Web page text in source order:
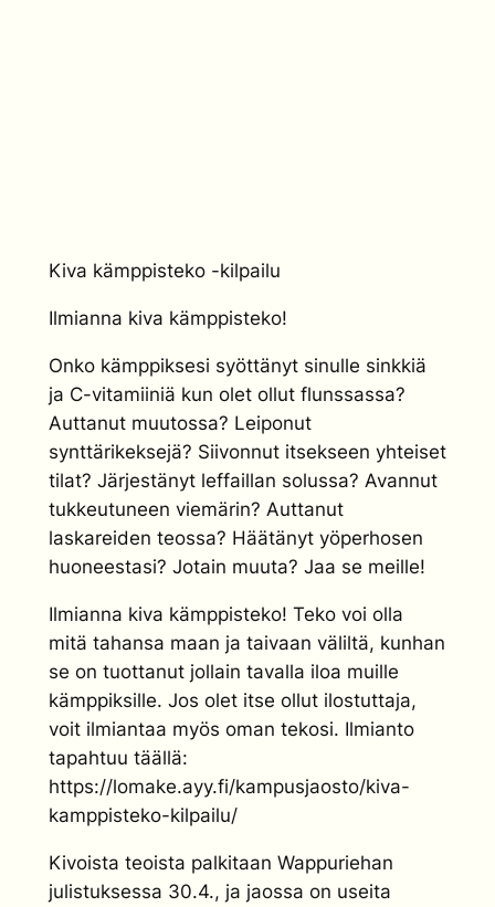
Kiva kämppisteko -kilpailu
Ilmianna kiva kämppisteko!
Onko kämppiksesi syöttänyt sinulle sinkkiä
ja C-vitamiiniä kun olet ollut flunssassa?
Auttanut muutossa? Leiponut
synttärikeksejä? Siivonnut itsekseen yhteiset
tilat? Järjestänyt leffaillan solussa? Avannut
tukkeutuneen viemärin? Auttanut
laskareiden teossa? Häätänyt yöperhosen
huoneestasi? Jotain muuta? Jaa se meille!
Ilmianna kiva kämppisteko! Teko voi olla
mitä tahansa maan ja taivaan väliltä, kunhan
se on tuottanut jollain tavalla iloa muille
kämppiksille. Jos olet itse ollut ilostuttaja,
voit ilmiantaa myös oman tekosi. Ilmianto
tapahtuu täällä:
https://lomake.ayy.fi/kampusjaosto/kiva-
kamppisteko-kilpailu/
Kivoista teoista palkitaan Wappuriehan
julistuksessa 30.4., ja jaossa on useita